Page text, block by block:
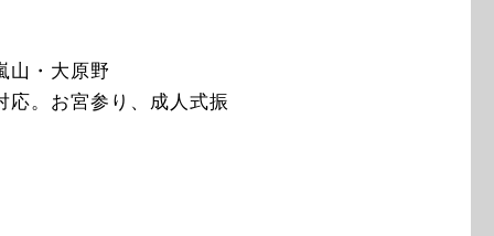
山・大原野
。お宮参り、成人式振